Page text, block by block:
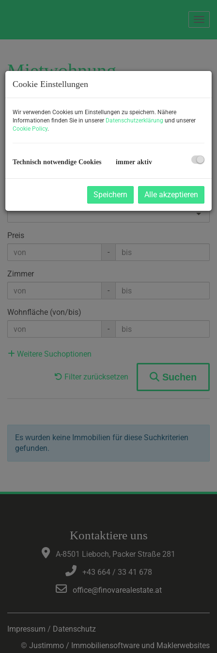
Mietwohnung
Suchen
Objektnummer
Vermarktungsart
Preis
-
Zimmer
-
Wohnfläche (von/bis)
-
Weitere Suchoptionen
Filter zurücksetzen Suchen
Es wurden keine Immobilien für diese Suchkriterien
gefunden.
Kontaktiere uns
A-8501 Lieboch, Packer Straße 281
+43 664 / 33 41 678
office@finovarealestate.at
Impressum / Datenschutz
© Justimmo / Immobiliensoftware und Maklerwebsites
Cookie Einstellungen
Wir verwenden Cookies um Einstellungen zu speichern. Nähere
Informationen finden Sie in unserer Datenschutzerklärung und unserer
Cookie Policy.
Technisch notwendige Cookies immer aktiv
Speichern Alle akzeptieren